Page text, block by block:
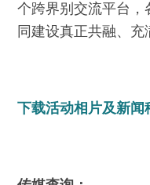
个跨界别交流平台
同建设真正共融、充
下载活动相片及新闻